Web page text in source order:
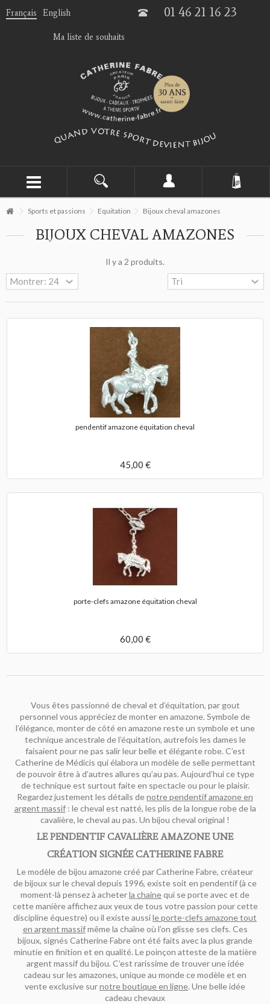
Français English 01 46 21 16 23
Ma liste de souhaits
Sports et passions Equitation Bijoux cheval amazones
BIJOUX CHEVAL AMAZONES
Il y a 2 produits.
pendentif amazone équitation cheval
45,00 €
porte-clefs amazone équitation cheval
60,00 €
Vous êtes passionné de cheval et d’équitation, par gout
personnel vous appréciez de monter en amazone. Symbole de
l’élégance, monter de côté en amazone reste un symbole et une
technique ancestrale de l’équitation, autrefois les dames le
faisaient pour ne pas salir leur belle et élégante robe. C’est
Catherine de Médicis qui élabora un modèle de selle permettant
de pouvoir être à d’autres allures qu’au pas. Aujourd’hui ce type
de technique est surtout faite en spectacle ou pour le plaisir.
Regardez justement les détails denotre pendentif amazone en
argent massif: le cheval est natté, les plis de la longue robe de la
cavalière, le cheval au pas. Un bijou cheval original !
LE PENDENTIF CAVALIÈRE AMAZONE UNE
CRÉATION SIGNÉE CATHERINE FABRE
Le modèle de bijou amazone créé par Catherine Fabre, créateur
de bijoux sur le cheval depuis 1996, existe soit en pendentif (à ce
moment-là pensez à acheterla chainequi se porte avec et de
cette manière affichez aux yeux de tous votre passion pour cette
discipline équestre) ou il existe aussile porte-clefs amazone tout
en argent massifmême la chaîne où l’on glisse ses clefs. Ces
bijoux, signés Catherine Fabre ont été faits avec la plus grande
minutie en finition et en qualité. Le poinçon atteste de la matière
argent massif du bijou. C’est rarissime de trouver une idée
cadeau sur les amazones, unique au monde ce modèle et en
vente exclusive surnotre boutique en ligne. Une belle idée
cadeau chevaux